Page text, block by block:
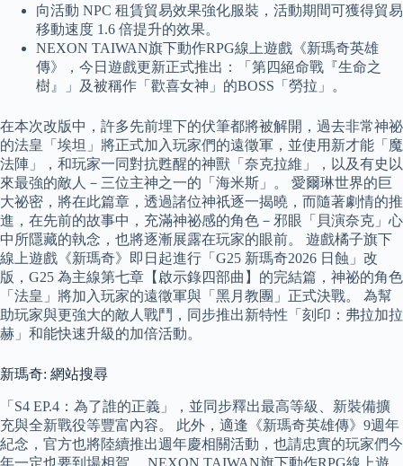
向活動 NPC 租賃貿易效果強化服裝，活動期間可獲得貿易
移動速度 1.6 倍提升的效果。
NEXON TAIWAN旗下動作RPG線上遊戲《新瑪奇英雄
傳》，今日遊戲更新正式推出：「第四絕命戰『生命之
樹』」及被稱作「歡喜女神」的BOSS「勞拉」。
在本次改版中，許多先前埋下的伏筆都將被解開，過去非常神祕
的法皇「埃坦」將正式加入玩家們的遠徵軍，並使用新才能「魔
法陣」，和玩家一同對抗甦醒的神獸「奈克拉維」，以及有史以
來最強的敵人－三位主神之一的「海米斯」。 愛爾琳世界的巨
大祕密，將在此篇章，透過諸位神祇逐一揭曉，而隨著劇情的推
進，在先前的故事中，充滿神祕感的角色－邪眼「貝演奈克」心
中所隱藏的執念，也將逐漸展露在玩家的眼前。 遊戲橘子旗下
線上遊戲《新瑪奇》即日起進行「G25 新瑪奇2026 日蝕」改
版，G25 為主線第七章【啟示錄四部曲】的完結篇，神祕的角色
「法皇」將加入玩家的遠徵軍與「黑月教團」正式決戰。 為幫
助玩家與更強大的敵人戰鬥，同步推出新特性「刻印：弗拉加拉
赫」和能快速升級的加倍活動。
新瑪奇: 網站搜尋
「S4 EP.4：為了誰的正義」，並同步釋出最高等級、新裝備擴
充與全新戰役等豐富內容。 此外，適逢《新瑪奇英雄傳》9週年
紀念，官方也將陸續推出週年慶相關活動，也請忠實的玩家們今
年一定也要到場相賀。 NEXON TAIWAN旗下動作RPG線上遊